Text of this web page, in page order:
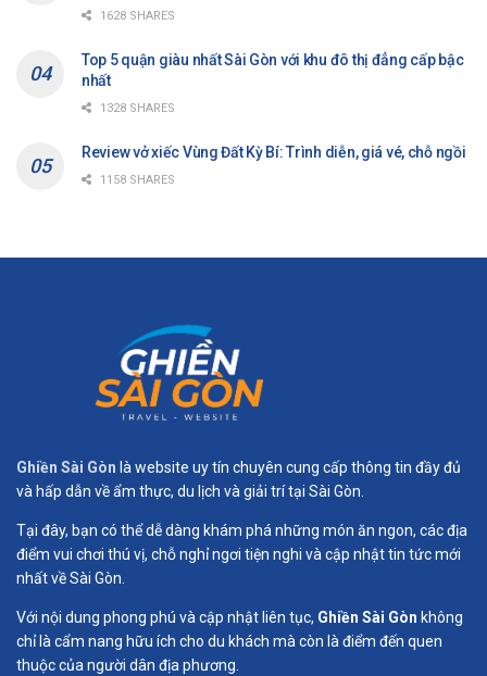
1628 SHARES
Top 5 quận giàu nhất Sài Gòn với khu đô thị đẳng cấp bậc
nhất
1328 SHARES
Review vở xiếc Vùng Đất Kỳ Bí: Trình diễn, giá vé, chỗ ngồi
1158 SHARES
Ghiền Sài Gòn là website uy tín chuyên cung cấp thông tin đầy đủ
và hấp dẫn về ẩm thực, du lịch và giải trí tại Sài Gòn.
Tại đây, bạn có thể dễ dàng khám phá những món ăn ngon, các địa
điểm vui chơi thú vị, chỗ nghỉ ngơi tiện nghi và cập nhật tin tức mới
nhất về Sài Gòn.
Với nội dung phong phú và cập nhật liên tục, Ghiền Sài Gòn không
chỉ là cẩm nang hữu ích cho du khách mà còn là điểm đến quen
thuộc của người dân địa phương.